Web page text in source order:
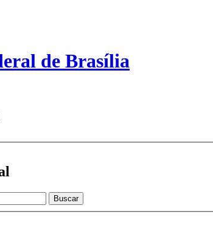
de Brasília
Buscar